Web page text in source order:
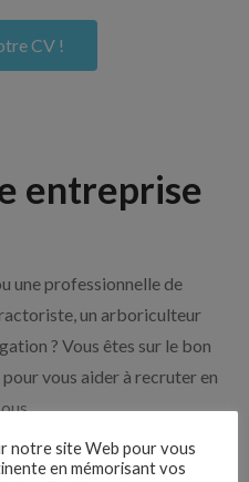
CV !
entreprise
une professionnelle de
un arboriculteur
? Vous êtes sur le bon
vous aider à recruter en
entreprises
notre site Web pour vous
en mémorisant vos